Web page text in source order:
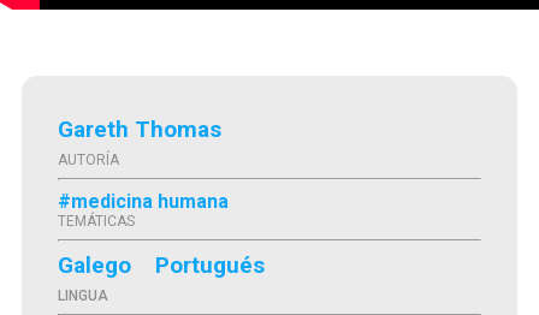
Gareth Thomas
AUTORÍA
#medicina humana
TEMÁTICAS
Galego Portugués
LINGUA